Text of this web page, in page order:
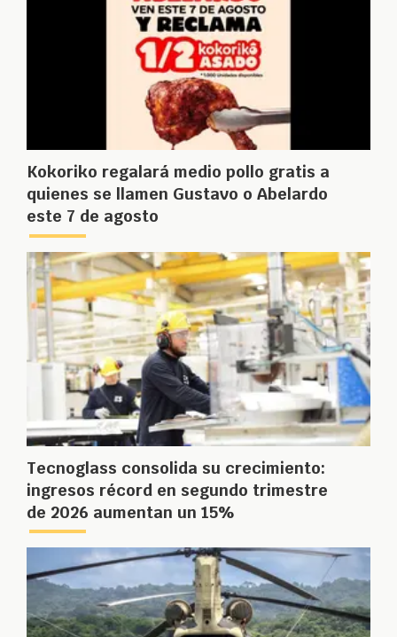
Kokoriko regalará medio pollo gratis a
quienes se llamen Gustavo o Abelardo
este 7 de agosto
Tecnoglass consolida su crecimiento:
ingresos récord en segundo trimestre
de 2026 aumentan un 15%